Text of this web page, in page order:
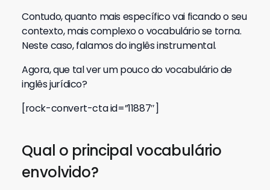
Contudo, quanto mais específico vai ficando o seu
contexto, mais complexo o vocabulário se torna.
Neste caso, falamos do inglês instrumental.
Agora, que tal ver um pouco do vocabulário de
inglês jurídico?
[rock-convert-cta id=”11887″]
Qual o principal vocabulário
envolvido?